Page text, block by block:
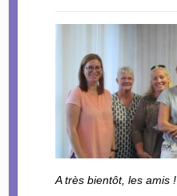
A très bientôt, les amis !